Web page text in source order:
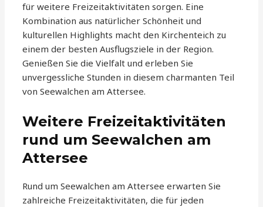
für weitere Freizeitaktivitäten sorgen. Eine
Kombination aus natürlicher Schönheit und
kulturellen Highlights macht den Kirchenteich zu
einem der besten Ausflugsziele in der Region.
Genießen Sie die Vielfalt und erleben Sie
unvergessliche Stunden in diesem charmanten Teil
von Seewalchen am Attersee.
Weitere Freizeitaktivitäten
rund um Seewalchen am
Attersee
Rund um Seewalchen am Attersee erwarten Sie
zahlreiche Freizeitaktivitäten, die für jeden